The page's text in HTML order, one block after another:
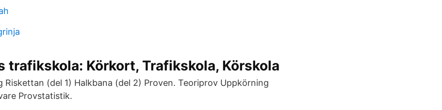
trafikskola: Körkort, Trafikskola, Körskola
Riskettan (del 1) Halkbana (del 2) Proven. Teoriprov Uppkörning
Provstatistik.